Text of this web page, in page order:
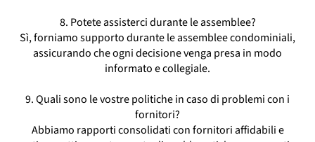
8. Potete assisterci durante le assemblee?
Sì, forniamo supporto durante le assemblee condominiali,
assicurando che ogni decisione venga presa in modo
informato e collegiale.
9. Quali sono le vostre politiche in caso di problemi con i
fornitori?
Abbiamo rapporti consolidati con fornitori affidabili e